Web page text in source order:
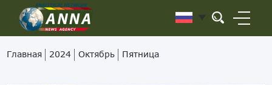
Главная 2024 Октябрь Пятница